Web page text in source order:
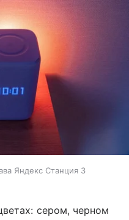
Яндекс Станция 3
сером, черном